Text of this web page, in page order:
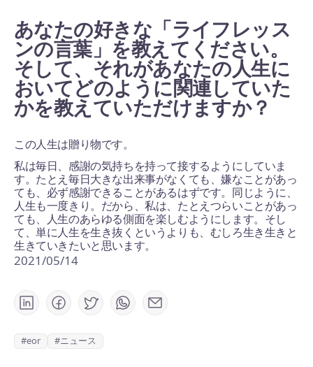
2021/05/14
#eor #ニュース
あなたの好きな「ライフレッス
ンの言葉」を教えてください。
そして、それがあなたの人生に
おいてどのように関連していた
かを教えていただけますか？
この人生は贈り物です。
私は毎日、感謝の気持ちを持って接するようにしていま
す。たとえ毎日大きな出来事がなくても、嫌なことがあっ
ても、必ず感謝できることがあるはずです。同じように、
人生も一度きり。だから、私は、たとえつらいことがあっ
ても、人生のあらゆる側面を楽しむようにします。そし
て、単に人生を生き抜くというよりも、むしろ生き生きと
生きていきたいと思います。